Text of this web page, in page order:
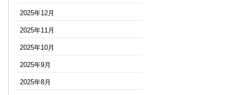
2025年12月
2025年11月
2025年10月
2025年9月
2025年8月